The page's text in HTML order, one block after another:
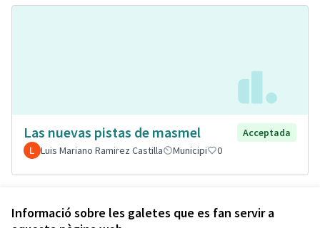
Informació sobre les galetes que es fan servir a
Las nuevas pistas de masmel
Acceptada
Luis Mariano Ramirez Castilla
Municipi 0
Veure totes les propostes retirades